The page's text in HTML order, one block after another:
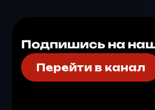
Подпишись на
Перейти в канал